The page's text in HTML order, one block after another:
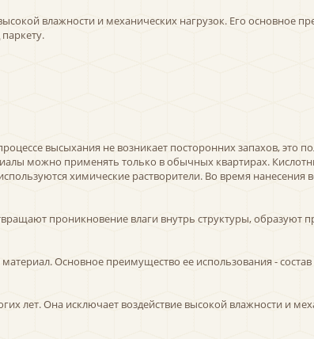
влажности и механических нагрузок. Его основное
высыхания не возникает посторонних запахов, это
можно применять только в обычных квартирах.
химические растворители. Во время нанесения
проникновение влаги внутрь структуры, образуют
Основное преимущество ее использования -
лет. Она исключает воздействие высокой влажности и